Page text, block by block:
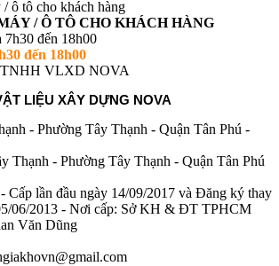
/ Ô TÔ CHO KHÁCH HÀNG
đến 18h00
VLXD NOVA
LIỆU XÂY DỰNG NOVA
- Phường Tây Thạnh - Quận Tân Phú -
Thạnh - Phường Tây Thạnh - Quận Tân Phú
Cấp lần đầu ngày 14/09/2017 và Đăng ký thay
06/2013 - Nơi cấp: Sở KH & ĐT TPHCM
Văn Dũng